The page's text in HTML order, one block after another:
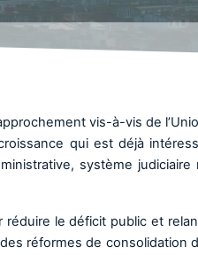
vis-à-vis de
qui est déjà
système
réduire le déficit public et
réformes de